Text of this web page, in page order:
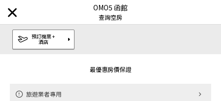
OMO5 函館
查詢空房
預訂機票 +
酒店
最優惠房價保證
旅遊業者專用
品牌